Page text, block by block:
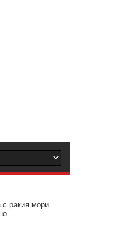
с ракия мори